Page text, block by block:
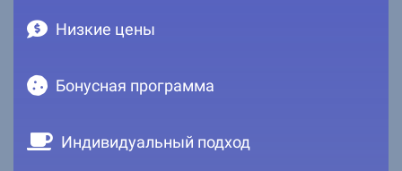
Низкие цены
Бонусная программа
Индивидуальный подход